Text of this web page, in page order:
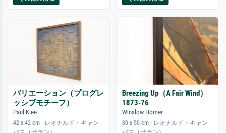
バリエーション（プログレ
ッシブモチーフ）
Paul Klee
42 x 42 cm · レオナルド・キャン
Breezing Up（A Fair Wind）
1873-76
Winslow Homer
80 x 50 cm · レオナルド・キャン